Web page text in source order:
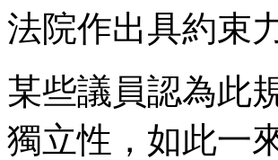
法院作出具約束
某些議員認為此
獨立性，如此一